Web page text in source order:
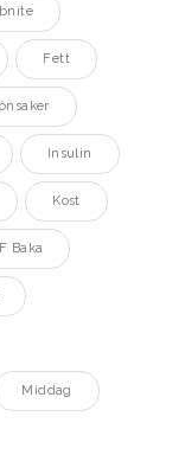
Fett
Insulin
Kost
Baka
Middag